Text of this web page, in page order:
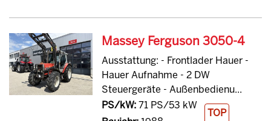
Massey Ferguson 3050-4
Ausstattung: - Frontlader Hauer -
Hauer Aufnahme - 2 DW
Steuergeräte - Außenbedienu...
PS/kW:71 PS/53 kW
TOP